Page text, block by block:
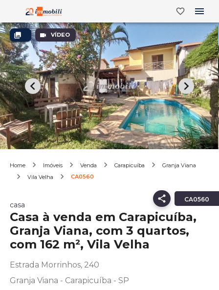
VÍDEO
Home Imóveis Venda Carapicuíba
Granja Viana
Vila Velha
CA0560
CA0560
casa
Casa à venda em Carapicuíba,
Granja Viana, com 3 quartos,
com 162 m², Vila Velha
Estrada Morrinhos, 240
Granja Viana - Carapicuíba - SP